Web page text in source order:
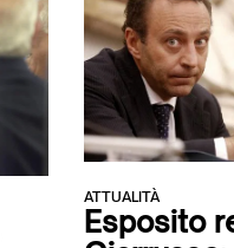
ATTUALITÀ
Esposito